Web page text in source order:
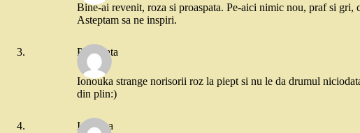
Bine-ai revenit, roza si proaspata. Pe-aici nimic nou, praf si
Asteptam sa ne inspiri.
Pifuneata
Ionouka strange norisorii roz la piept si nu le da drumul
din plin:)
Ionouka